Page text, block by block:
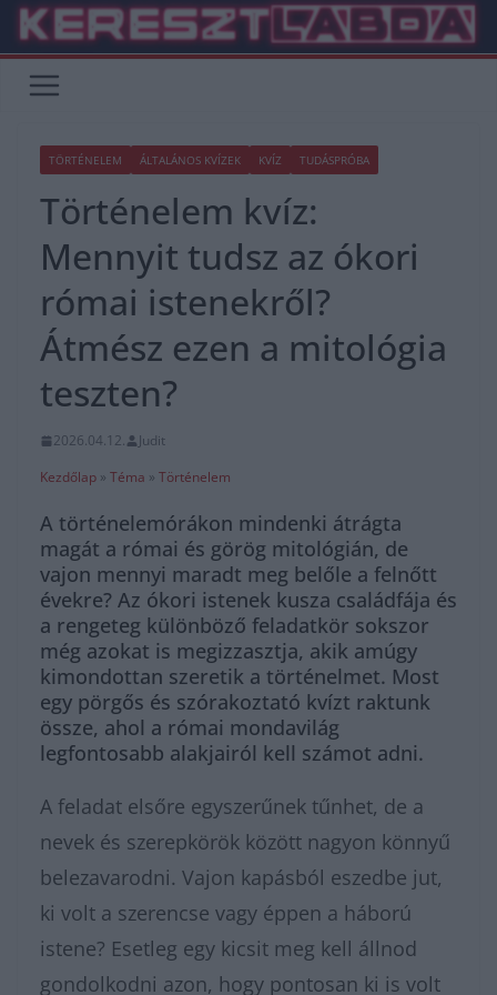
Skip
content
TÖRTÉNELEM ÁLTALÁNOS KVÍZEK KVÍZ TUDÁSPRÓBA
Történelem kvíz:
Mennyit tudsz az ókori
római istenekről?
Átmész ezen a mitológia
teszten?
2026.04.12.
Judit
Kezdőlap » Téma » Történelem
A történelemórákon mindenki átrágta
magát a római és görög mitológián, de
vajon mennyi maradt meg belőle a felnőtt
évekre? Az ókori istenek kusza családfája és
a rengeteg különböző feladatkör sokszor
még azokat is megizzasztja, akik amúgy
kimondottan szeretik a történelmet. Most
egy pörgős és szórakoztató kvízt raktunk
össze, ahol a római mondavilág
legfontosabb alakjairól kell számot adni.
A feladat elsőre egyszerűnek tűnhet, de a
nevek és szerepkörök között nagyon könnyű
belezavarodni. Vajon kapásból eszedbe jut,
ki volt a szerencse vagy éppen a háború
istene? Esetleg egy kicsit meg kell állnod
gondolkodni azon, hogy pontosan ki is volt